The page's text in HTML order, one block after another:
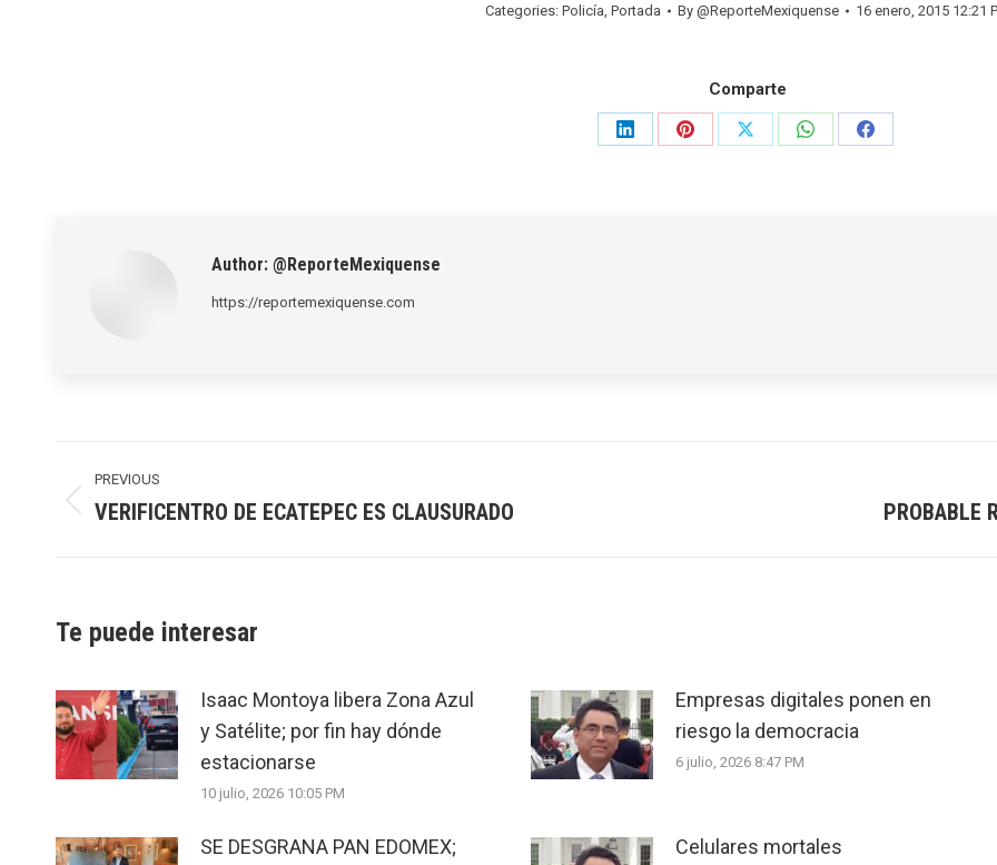
Categories: Policía, Portada By @ReporteMexiquense 16 enero, 2015 12:21
Comparte
Share
Share
Share
Share
Share
Author: @ReporteMexiquense
https://reportemexiquense.com
navigation
PREVIOUS
Previous
VERIFICENTRO DE ECATEPEC ES CLAUSURADO PROBABLE
Te puede interesar
Isaac Montoya libera Zona Azul
y Satélite; por fin hay dónde
estacionarse
10 julio, 2026 10:05 PM
Empresas digitales ponen en
riesgo la democracia
6 julio, 2026 8:47 PM
SE DESGRANA PAN EDOMEX;
Celulares mortales